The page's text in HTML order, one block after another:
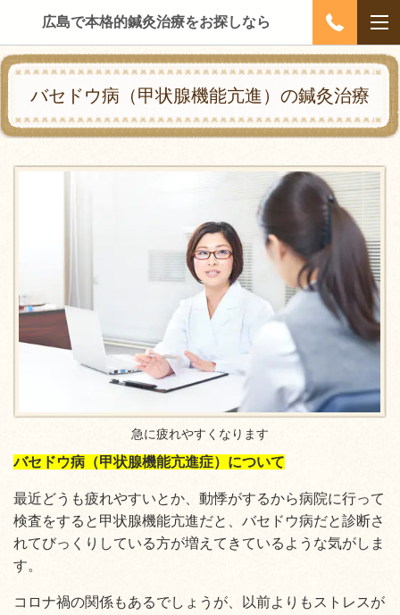
広島で本格的鍼灸治療をお探しなら
バセドウ病（甲状腺機能亢進）の鍼灸治療
急に疲れやすくなります
バセドウ病（甲状腺機能亢進症）について
最近どうも疲れやすいとか、動悸がするから病院に行って
検査をすると甲状腺機能亢進だと、バセドウ病だと診断さ
れてびっくりしている方が増えてきているような気がしま
す。
コロナ禍の関係もあるでしょうが、以前よりもストレスが